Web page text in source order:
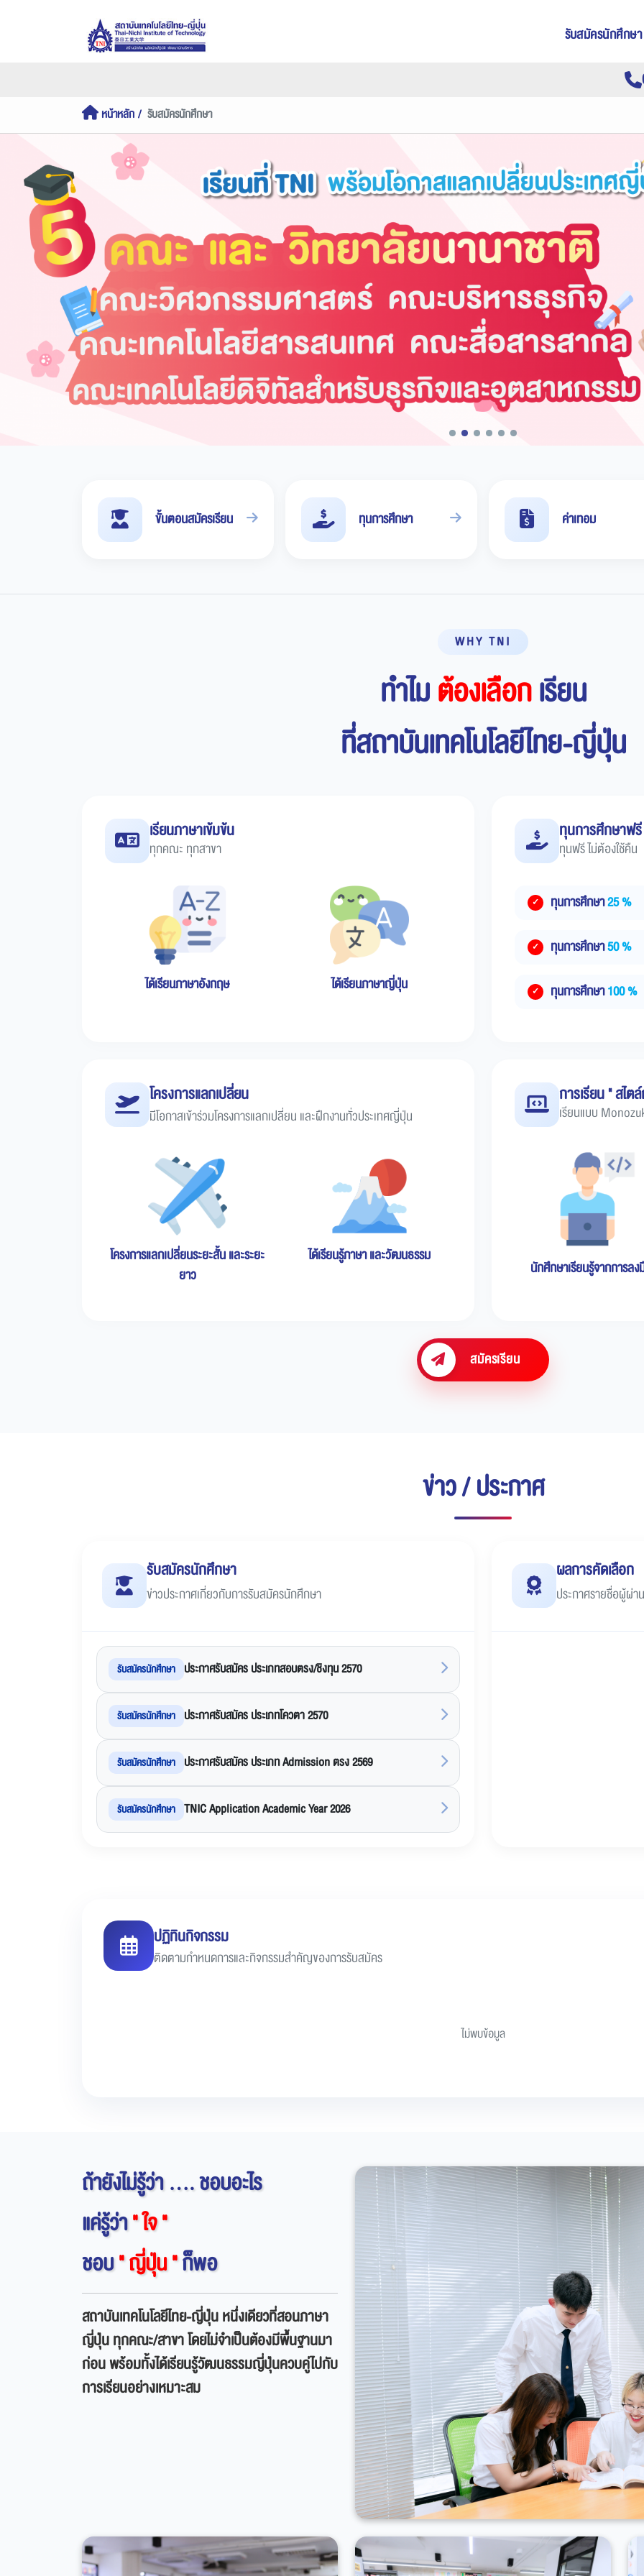
รับสมัครนักศึกษา
หน้าหลัก รับสมัครนักศึกษา
ขั้นตอนสมัครเรียน ทุนการศึกษา ค่าเทอม
WHY TNI
ทำไมต้องเลือกเรียน
ที่สถาบันเทคโนโลยีไทย-ญี่ปุ่น
เรียนภาษาเข้มข้น
ทุกคณะ ทุกสาขา
ได้เรียนภาษาอังกฤษ ได้เรียนภาษาญี่ปุ่น
ทุนการศึกษาฟ
ทุนฟรี ไม่ต้องใช้คืน
ทุนการศึกษา25 %
ทุนการศึกษา50 %
ทุนการศึกษา100 %
โครงการแลกเปลี่ยน
มีโอกาสเข้าร่วมโครงการแลกเปลี่ยน และฝึกงานทั่วประเทศญี่ปุ่น
โครงการแลกเปลี่ยนระยะสั้น และระยะ
ยาว
ได้เรียนรู้ภาษา และวัฒนธรรม
การเรียน " สไ
เรียนแบบ
นักศึกษาเรียนรู้จากการล
สมัครเรียน
ข่าว / ประกาศ
รับสมัครนักศึกษา
ข่าวประกาศเกี่ยวกับการรับสมัครนักศึกษา
รับสมัครนักศึกษา ประกาศรับสมัคร ประเภทสอบตรง/ชิงทุน 2570
รับสมัครนักศึกษา ประกาศรับสมัคร ประเภทโควตา 2570
รับสมัครนักศึกษา ประกาศรับสมัคร ประเภท Admission ตรง 2569
รับสมัครนักศึกษา TNIC Application Academic Year 2026
ผลการคัดเลือก
ประกาศรายชื่อผู้ผ่า
ปฏิทินกิจกรรม
ติดตามกำหนดการและกิจกรรมสำคัญของการรับสมัคร
ไม่พบข้อมูล
ถ้ายังไม่รู้ว่า .... ชอบอะไร
แค่รู้ว่า" ใจ "
ชอบ" ญี่ปุ่น "ก็พอ
สถาบันเทคโนโลยีไทย-ญี่ปุ่น หนึ่งเดียวที่สอนภาษา
ญี่ปุ่น ทุกคณะ/สาขา โดยไม่จำเป็นต้องมีพื้นฐานมา
ก่อน พร้อมทั้งได้เรียนรู้วัฒนธรรมญี่ปุ่นควบคู่ไปกับ
การเรียนอย่างเหมาะสม